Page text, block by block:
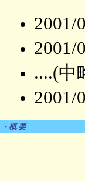
2001/
2001/
....(中
2001/
・概 要